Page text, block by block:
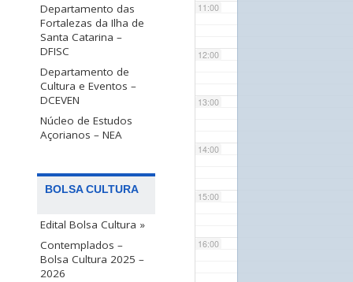
Departamento das
Fortalezas da Ilha de
Santa Catarina –
DFISC
Departamento de
Cultura e Eventos –
DCEVEN
Núcleo de Estudos
Açorianos – NEA
BOLSA CULTURA
Edital Bolsa Cultura »
Contemplados –
Bolsa Cultura 2025 –
2026
11:00
12:00
13:00
14:00
15:00
16:00